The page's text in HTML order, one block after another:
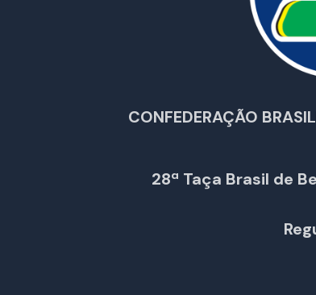
CONFEDERAÇÃO
28ª Taça Brasil de